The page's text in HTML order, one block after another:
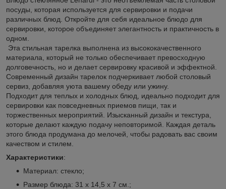
посуды, которая используется для сервировки и подачи
различных блюд. Откройте для себя идеальное блюдо для
сервировки, которое объединяет элегантность и практичность в
одном.
Эта стильная тарелка выполнена из высококачественного
материала, который не только обеспечивает превосходную
долговечность, но и делает сервировку красивой и эффектной.
Современный дизайн тарелок подчеркивает любой столовый
сервиз, добавляя уюта вашему обеду или ужину.
Подходит для теплых и холодных блюд, идеально подходит для
сервировки как повседневных приемов пищи, так и
торжественных мероприятий. Изысканный дизайн и текстура,
которые делают каждую подачу неповторимой. Каждая деталь
этого блюда продумана до мелочей, чтобы радовать вас своим
качеством и стилем.
Характеристики:
Материал: стекло;
Размер блюда: 31 х 14,5 х 7 см.;